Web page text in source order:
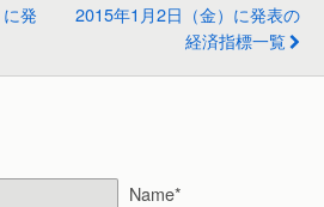
発
2015年1月2日（金）に発表の
経済指標一覧
Name*